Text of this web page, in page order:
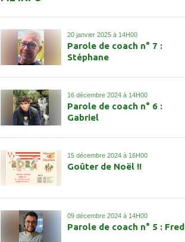
20 janvier 2025 à 14H00
Parole de coach n° 7 :
Stéphane
16 décembre 2024 à 14H00
Parole de coach n° 6 :
Gabriel
15 décembre 2024 à 16H00
Goûter de Noël !!
09 décembre 2024 à 14H00
Parole de coach n° 5 : Fred